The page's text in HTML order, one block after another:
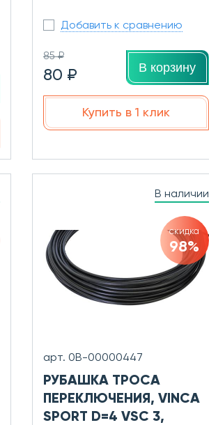
Добавить к сравнению
85 ₽
80 ₽ В корзину
Купить в 1 клик
В наличии
скидка
98%
арт. 0В-00000447
РУБАШКА ТРОСА
ПЕРЕКЛЮЧЕНИЯ, VINCA
SPORT D=4 VSC 3,